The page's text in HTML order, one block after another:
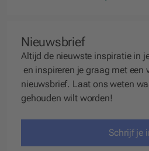
Nieuwsbrief
Altijd de nieuwste inspiratie in
en inspireren je graag met een
nieuwsbrief. Laat ons weten
gehouden wilt worden!
Schrijf je